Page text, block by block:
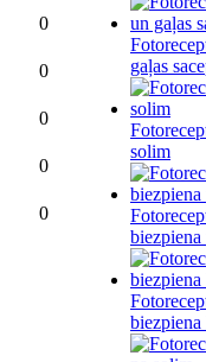
0
0
0
0
0
gaļas
solim